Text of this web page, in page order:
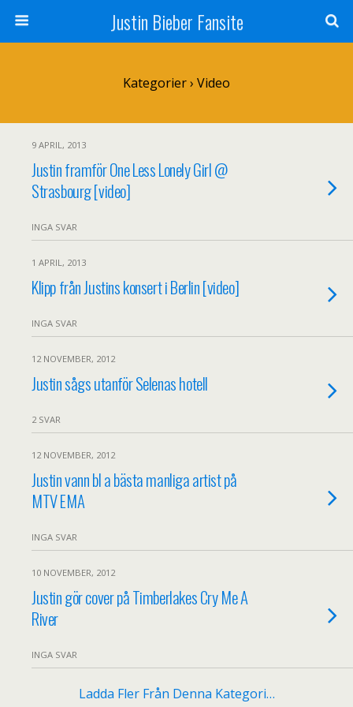
Justin Bieber Fansite
Kategorier › Video
9 APRIL, 2013
Justin framför One Less Lonely Girl @
Strasbourg [video]
INGA SVAR
1 APRIL, 2013
Klipp från Justins konsert i Berlin [video]
INGA SVAR
12 NOVEMBER, 2012
Justin sågs utanför Selenas hotell
2 SVAR
12 NOVEMBER, 2012
Justin vann bl a bästa manliga artist på
MTV EMA
INGA SVAR
10 NOVEMBER, 2012
Justin gör cover på Timberlakes Cry Me A
River
INGA SVAR
Ladda Fler Från Denna Kategori…